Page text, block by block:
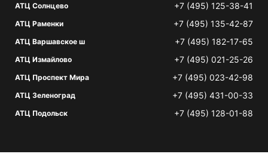
АТЦ Солнцево +7 (495) 125-38-41
АТЦ Раменки +7 (495) 135-42-87
АТЦ Варшавское ш +7 (495) 182-17-65
АТЦ Измайлово +7 (495) 021-25-26
АТЦ Проспект Мира +7 (495) 023-42-98
АТЦ Зеленоград +7 (495) 431-00-33
АТЦ Подольск +7 (495) 128-01-88